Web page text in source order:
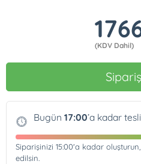
(KDV Dahil)
Bugün 17:00’a kadar
Siparişinizi 15:00'a kadar
edilsin.